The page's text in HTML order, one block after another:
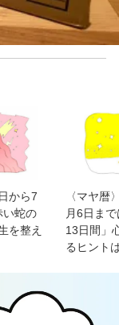
から7
い蛇の
を整え
〈マヤ暦
月6日ま
13日間」
るヒント